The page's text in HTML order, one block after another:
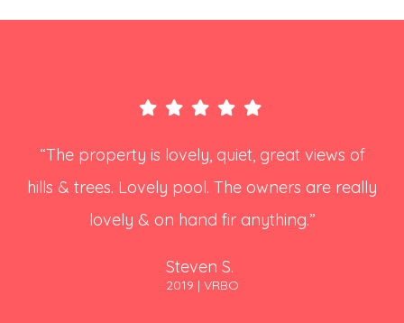
“The property is lovely, quiet, great views of
hills & trees. Lovely pool. The owners are really
lovely & on hand fir anything.”
Steven S.
2019 | VRBO